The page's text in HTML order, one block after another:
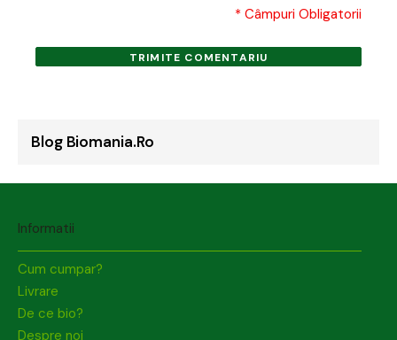
* Câmpuri Obligatorii
TRIMITE COMENTARIU
Blog Biomania.ro
Informatii
Cum cumpar?
Livrare
De ce bio?
Despre noi